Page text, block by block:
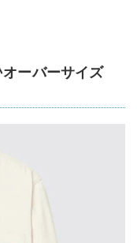
ーバーサイズ